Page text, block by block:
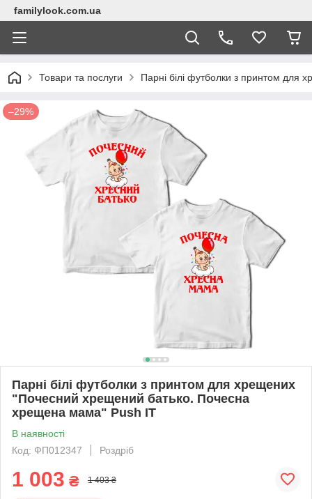
familylook.com.ua
Товари та послуги Парні білі футболки з принтом
–29%
Парні білі футболки з принтом для хрещених
"Почесний хрещений батько. Почесна
хрещена мама" Push IT
В наявності
Код: ФП012347
Роздріб
1 003 ₴ 1 403 ₴